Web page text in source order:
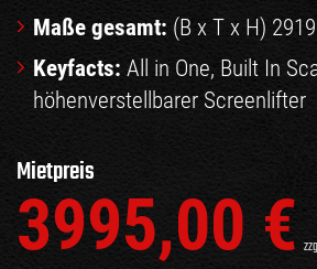
Maße gesamt: (B x T x H)
Keyfacts: All in One, Built In
höhenverstellbarer Screenlifter
Mietpreis
3995,00 €